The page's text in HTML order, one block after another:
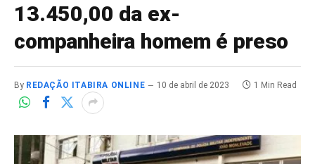
13.450,00 da ex-
companheira homem é preso
By REDAÇÃO ITABIRA ONLINE 10 de abril de 2023 1 Min Read